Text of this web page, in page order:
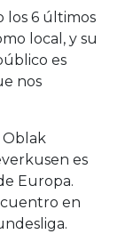
los 6 últimos
local, y su
es
nos
Oblak
es
Europa.
en